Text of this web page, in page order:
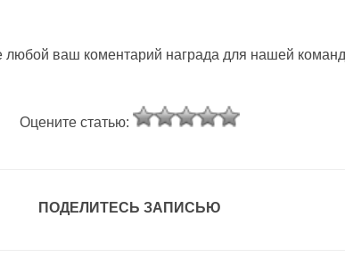
любой ваш коментарий награда для нашей
Оцените статью:
ПОДЕЛИТЕСЬ ЗАПИСЬЮ